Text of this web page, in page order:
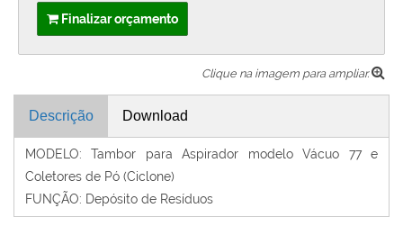
Finalizar orçamento
Clique na imagem para ampliar.
Descrição Download
MODELO: Tambor para Aspirador modelo Vácuo 77 e
Coletores de Pó (Ciclone)
FUNÇÃO: Depósito de Resíduos